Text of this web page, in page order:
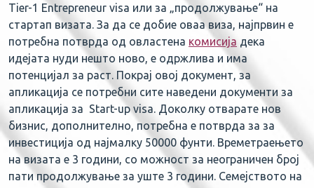
Tier-1 Entrepreneur visa или за „продолжување“ на
стартап визата. За да се добие оваа виза, најпрвин е
потребна потврда од овластена комисија дека
идејата нуди нешто ново, е одржлива и има
потенцијал за раст. Покрај овој документ, за
апликација се потребни сите наведени документи за
апликација за Start-up visa. Доколку отварате нов
бизнис, дополнително, потребна е потврда за за
инвестиција од најмалку 50000 фунти. Времетраењето
на визата е 3 години, со можност за неограничен број
пати продолжување за уште 3 години. Семејството на